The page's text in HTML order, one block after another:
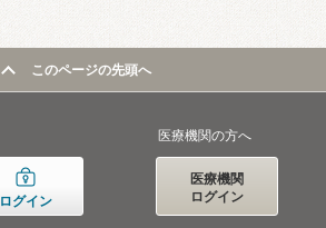
このページの先頭へ
ログイン
医療機関の方へ
医療機関
ログイン